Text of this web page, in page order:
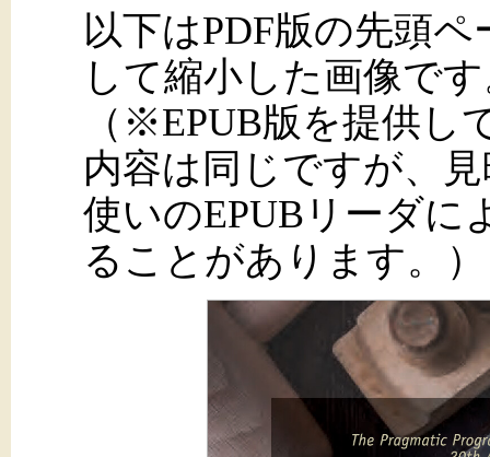
以下はPDF版の先頭
して縮小した画像で
（※EPUB版を提供し
内容は同じですが、
使いのEPUBリーダに
ることがあります。）